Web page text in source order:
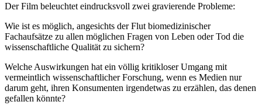
Der Film beleuchtet eindrucksvoll zwei gravierende Probleme:
Wie ist es möglich, angesichts der Flut biomedizinischer
Fachaufsätze zu allen möglichen Fragen von Leben oder Tod die
wissenschaftliche Qualität zu sichern?
Welche Auswirkungen hat ein völlig kritikloser Umgang mit
vermeintlich wissenschaftlicher Forschung, wenn es Medien nur
darum geht, ihren Konsumenten irgendetwas zu erzählen, das denen
gefallen könnte?